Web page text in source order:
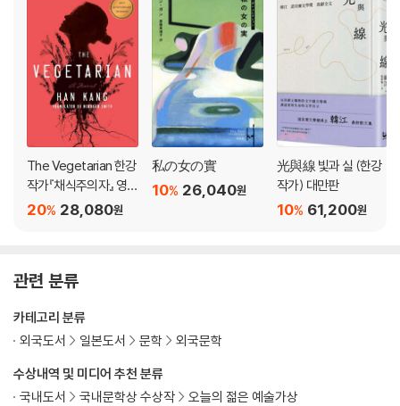
The Vegetarian 한강
작가『채식주의자』 영문
판 (미국판)28,080원
20%
私の女の實
26,040원
10%
光與線 빛과 실 (한강
작가) 대만판
61,200원
10%
관련 분류
수상내역 및 미디어 추천 분류
국내도서
국내문학상 수상작 오늘의 젊은 예술가상
카테고리 분류
외국도서
일본도서 문학 외국문학